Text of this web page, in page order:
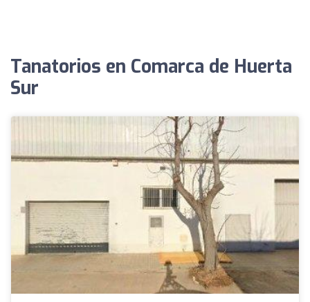
Tanatorios en Comarca de Huerta
Sur